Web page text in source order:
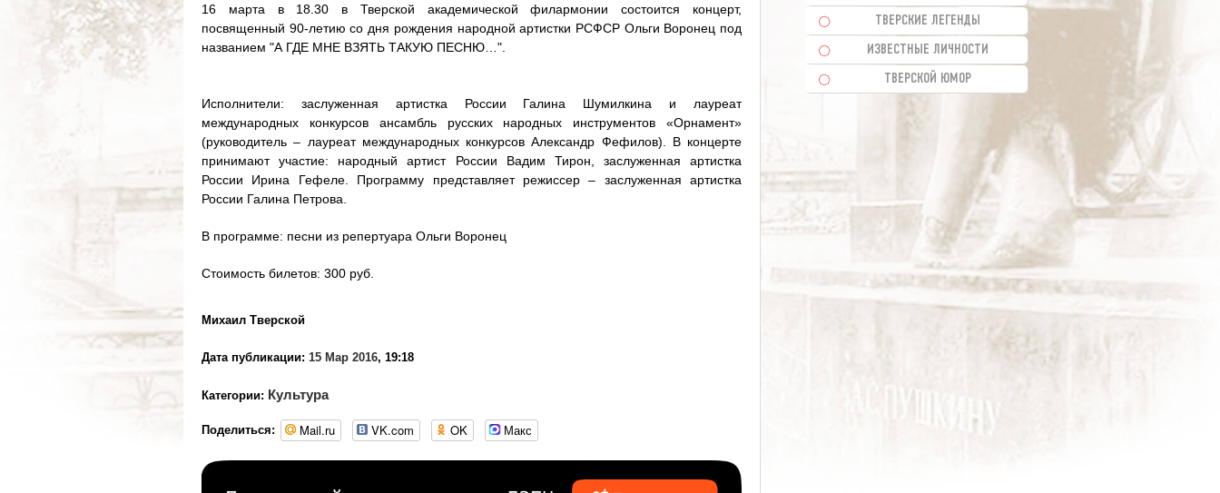
16 марта в 18.30 в Тверской академической филармонии состоится концерт,
посвященный 90-летию со дня рождения народной артистки РСФСР Ольги Воронец под
названием "А ГДЕ МНЕ ВЗЯТЬ ТАКУЮ ПЕСНЮ…".
Исполнители: заслуженная артистка России Галина Шумилкина и лауреат
международных конкурсов ансамбль русских народных инструментов «Орнамент»
(руководитель – лауреат международных конкурсов Александр Фефилов). В концерте
принимают участие: народный артист России Вадим Тирон, заслуженная артистка
России Ирина Гефеле. Программу представляет режиссер – заслуженная артистка
России Галина Петрова.
В программе: песни из репертуара Ольги Воронец
Стоимость билетов: 300 руб.
Михаил Тверской
Дата публикации: 15 Мар 2016, 19:18
Категории: Культура
Поделиться: Mail.ru VK.com OK Макс
ТВЕРСКИЕ ЛЕГЕНДЫ
ИЗВЕСТНЫЕ ЛИЧНОСТИ
ТВЕРСКОЙ ЮМОР